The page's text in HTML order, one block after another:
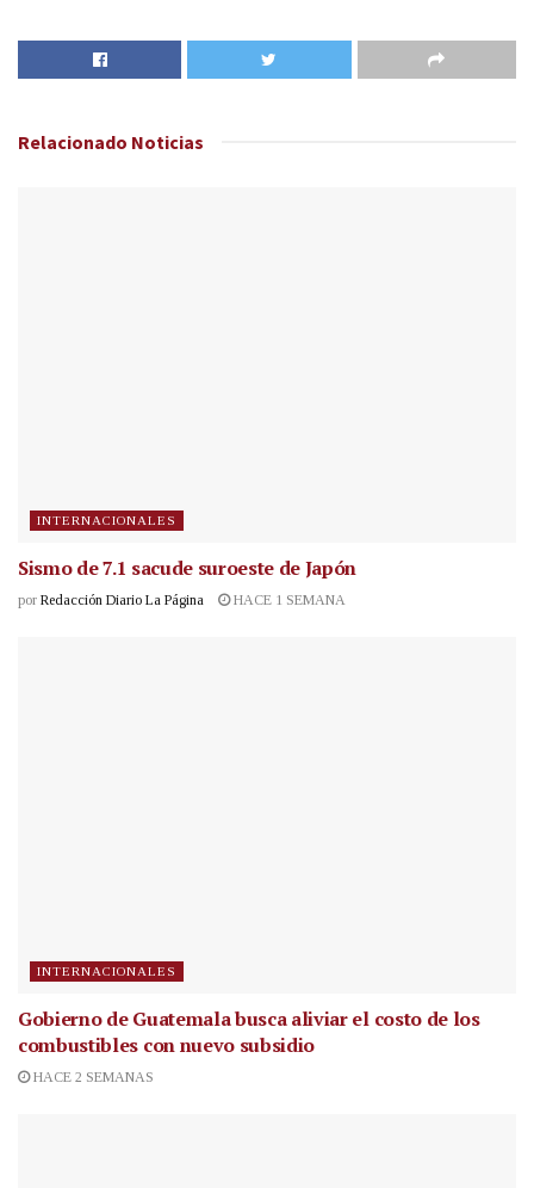
Relacionado Noticias
INTERNACIONALES
Sismo de 7.1 sacude suroeste de Japón
por Redacción Diario La Página HACE 1 SEMANA
INTERNACIONALES
Gobierno de Guatemala busca aliviar el costo de los
combustibles con nuevo subsidio
HACE 2 SEMANAS